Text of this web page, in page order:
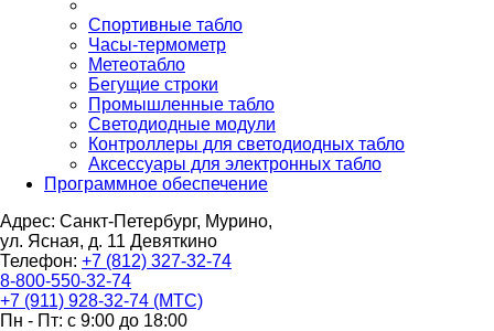
Спортивные табло
Часы-термометр
Метеотабло
Бегущие строки
Промышленные табло
Светодиодные модули
Контроллеры для светодиодных табло
Аксессуары для электронных табло
Программное обеспечение
Адрес: Санкт-Петербург, Мурино,
ул. Ясная, д. 11 Девяткино
Телефон: +7 (812) 327-32-74
8-800-550-32-74
+7 (911) 928-32-74 (МТС)
Пн - Пт: с 9:00 до 18:00